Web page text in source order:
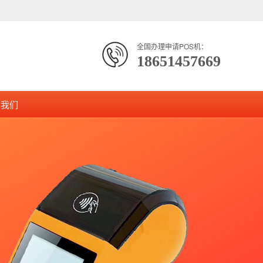
全国办理申请POS机：
18651457669
们